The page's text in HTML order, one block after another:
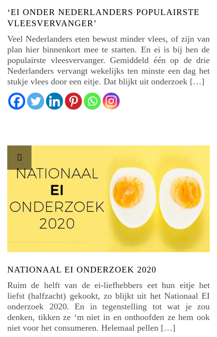
‘EI ONDER NEDERLANDERS POPULAIRSTE
VLEESVERVANGER’
Veel Nederlanders eten bewust minder vlees, of zijn van
plan hier binnenkort mee te starten. En ei is bij hen de
populairste vleesvervanger. Gemiddeld één op de drie
Nederlanders vervangt wekelijks ten minste een dag het
stukje vlees door een eitje. Dat blijkt uit onderzoek […]
NATIONAAL EI ONDERZOEK 2020
Ruim de helft van de ei-liefhebbers eet hun eitje het
liefst (halfzacht) gekookt, zo blijkt uit het Nationaal EI
onderzoek 2020. En in tegenstelling tot wat je zou
denken, tikken ze ‘m niet in en onthoofden ze hem ook
niet voor het consumeren. Helemaal pellen […]